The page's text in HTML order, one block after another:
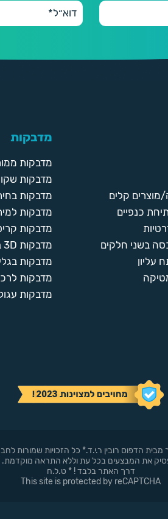
מוצרים קלים
כנפיים
בשני חלקים
עליון
מדבקות
מדבקות
מדבקות
מדבקות
מדבקות
מדבקות
מדבקות 3D בולטות
מדבקות
מדבקות
מדבקות
המוגמר מבית הדפוס רובין ר.י.ד.* כל הזכויות
דרך האתר בלבד ! * ט.ל.ח
This site is protected by reCAPTCHA